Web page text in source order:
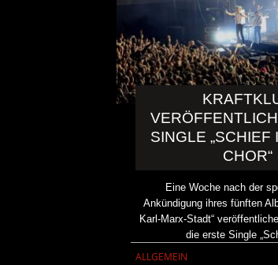
SINGLE „SCHIEF
CHOR“
Eine Woche nach der
Ankündigung ihres fünften
Karl-Marx-Stadt“
die erste Single
ALLGEMEIN